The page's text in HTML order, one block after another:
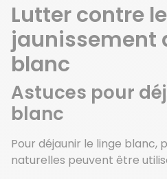
Lutter contre le
jaunissement
blanc
Astuces pour
blanc
Pour déjaunir le linge blanc,
naturelles peuvent être